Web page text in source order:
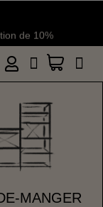
de 10%
MANGER